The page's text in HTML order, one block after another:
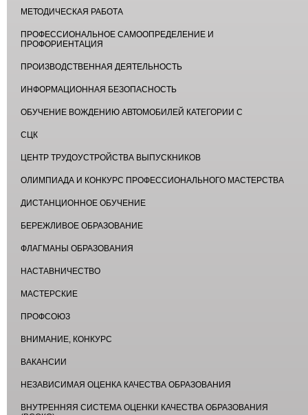
МЕТОДИЧЕСКАЯ РАБОТА
ПРОФЕССИОНАЛЬНОЕ САМООПРЕДЕЛЕНИЕ И
ПРОФОРИЕНТАЦИЯ
ПРОИЗВОДСТВЕННАЯ ДЕЯТЕЛЬНОСТЬ
ИНФОРМАЦИОННАЯ БЕЗОПАСНОСТЬ
ОБУЧЕНИЕ ВОЖДЕНИЮ АВТОМОБИЛЕЙ КАТЕГОРИИ С
СЦК
ЦЕНТР ТРУДОУСТРОЙСТВА ВЫПУСКНИКОВ
ОЛИМПИАДА И КОНКУРС ПРОФЕССИОНАЛЬНОГО МАСТЕРСТВА
ДИСТАНЦИОННОЕ ОБУЧЕНИЕ
БЕРЕЖЛИВОЕ ОБРАЗОВАНИЕ
ФЛАГМАНЫ ОБРАЗОВАНИЯ
НАСТАВНИЧЕСТВО
МАСТЕРСКИЕ
ПРОФСОЮЗ
ВНИМАНИЕ, КОНКУРС
ВАКАНСИИ
НЕЗАВИСИМАЯ ОЦЕНКА КАЧЕСТВА ОБРАЗОВАНИЯ
ВНУТРЕННЯЯ СИСТЕМА ОЦЕНКИ КАЧЕСТВА ОБРАЗОВАНИЯ